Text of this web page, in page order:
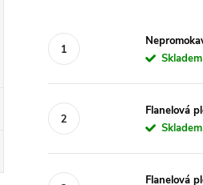
Skladem
Flanelová
Skladem
Flanelová